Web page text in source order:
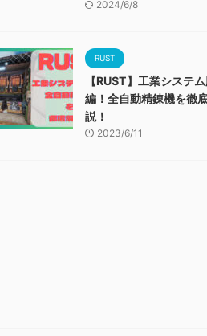
2024/6/8
RUST
【RUST】工業システ
編！全自動精錬機を徹
説！
2023/6/11